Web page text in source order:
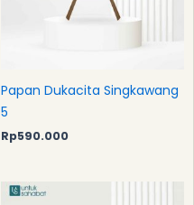
Papan Dukacita Singkawang
5
Rp590.000